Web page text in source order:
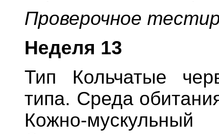
Проверочное
Неделя 13
Тип Кольчатые
типа. Среда
Кожно-